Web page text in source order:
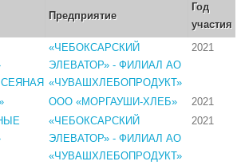
Предприятие
Год
участия
«ЧЕБОКСАРСКИЙ
ЭЛЕВАТОР» - ФИЛИАЛ АО
«ЧУВАШХЛЕБОПРОДУКТ»
2021
ООО «МОРГАУШИ-ХЛЕБ»
2021
«ЧЕБОКСАРСКИЙ
ЭЛЕВАТОР» - ФИЛИАЛ АО
«ЧУВАШХЛЕБОПРОДУКТ»
2021